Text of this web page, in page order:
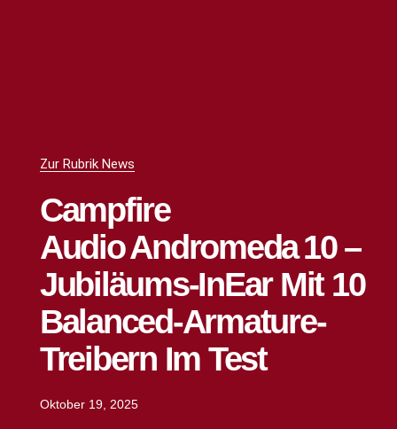
Zur Rubrik News
Campfire
Audio Andromeda 10 –
Jubiläums-InEar Mit 10
Balanced-Armature-
Treibern Im Test
Oktober 19, 2025